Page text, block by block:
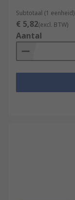
Subtotaal (1 eenheid)
€ 5,82(excl. BTW)
Aantal